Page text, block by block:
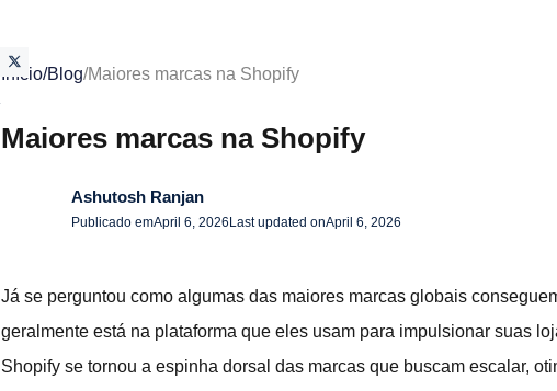
Início/Blog/Maiores marcas na Shopify
Maiores marcas na Shopify
Ashutosh Ranjan
Publicado emApril 6, 2026 Last updated onApril 6, 2026
Já se perguntou como algumas das maiores marcas globais
geralmente está na plataforma que eles usam para impulsionar suas
Shopify se tornou a espinha dorsal das marcas que buscam escalar,